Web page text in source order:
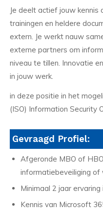
Je deelt actief jouw kennis
trainingen en heldere
extern. Je werkt nauw
externe partners om
niveau te tillen. Innovatie
in jouw werk.
in deze positie in het
(ISO) Information Security
Gevraagd Profiel:
Afgeronde MBO of
informatiebeveiliging
Minimaal 2 jaar
Kennis van Microsoft